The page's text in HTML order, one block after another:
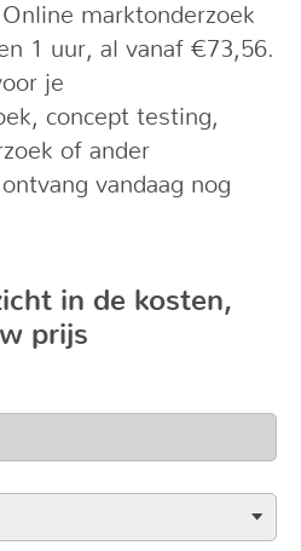
marktonderzoek
1 uur, al vanaf €73,56.
je
concept testing,
of ander
vandaag nog
in de kosten,
prijs